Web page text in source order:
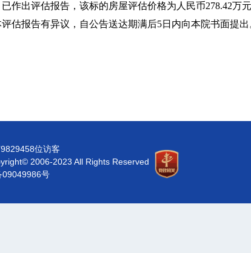
作出评估报告，该标的房屋评估价格为人民币278.42万
估报告有异议，自公告送达期满后5日内向本院书面提
位访客
2006-2023 All Rights Reserved
09049986号